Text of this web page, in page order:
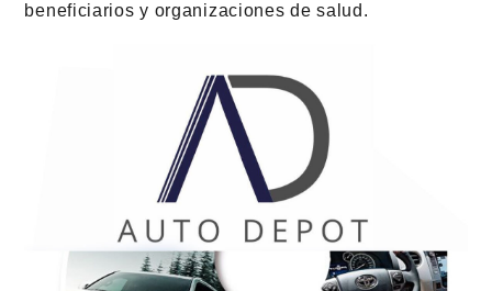
beneficiarios y organizaciones de salud.